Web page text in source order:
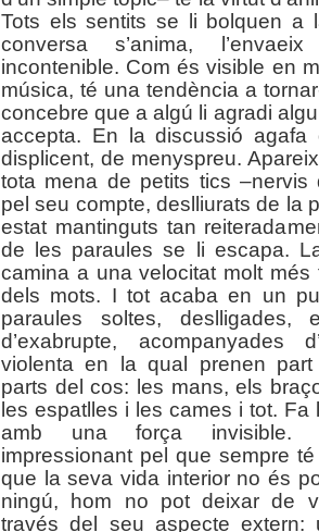
Tots els sentits se li bolquen a
conversa s’anima,
incontenible. Com és visible en
música, té una tendència a
concebre que a algú li agradi
accepta. En la discussió
displicent, de menyspreu.
tota mena de petits tics –nervis
pel seu compte, deslliurats de la
estat mantinguts tan
de les paraules se li escapa.
camina a una velocitat molt més
dels mots. I tot acaba en un
paraules soltes, deslligades,
d’exabrupte, acompanyades
violenta en la qual prenen
parts del cos: les mans, els
les espatlles i les cames i tot. Fa
amb una força invisible.
impressionant pel que sempre
que la seva vida interior no és
ningú, hom no pot deixar de
través del seu aspecte extern: